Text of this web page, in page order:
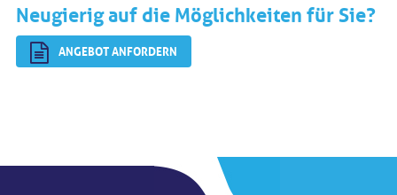
Neugierig auf die Möglichkeiten für Sie?
ANGEBOT ANFORDERN